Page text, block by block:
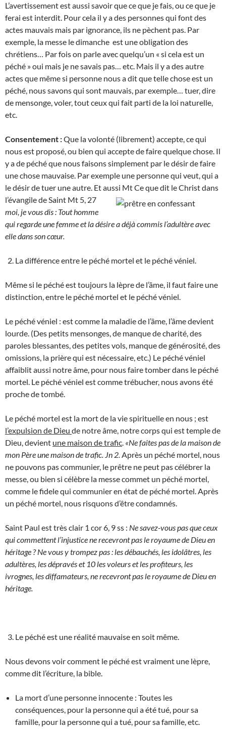
L’avertissement est aussi savoir que ce que je fais, ou ce que je
ferai est interdit. Pour cela il y a des personnes qui font des
actes mauvais mais par ignorance, ils ne pèchent pas. Par
exemple, la messe le dimanche est une obligation des
chrétiens… Par fois on parle avec quelqu’un « si cela est un
péché » oui mais je ne savais pas… etc. Mais il y a des autre
actes que même si personne nous a dit que telle chose est un
péché, nous savons qui sont mauvais, par exemple… tuer, dire
de mensonge, voler, tout ceux qui fait parti de la loi naturelle,
etc.
Consentement :Que la volonté (librement) accepte, ce qui
nous est proposé, ou bien qui accepte de faire quelque chose. Il
y a de péché que nous faisons simplement par le désir de faire
une chose mauvaise. Par exemple une personne qui veut, qui a
le désir de tuer une autre. Et aussi Mt Ce que dit le Christ dans
l’évangile de Saint Mt 5, 27
moi, je vous dis : Tout homme
qui regarde une femme et la désire a déjà commis l’adultère avec
elle dans son cœur.
La différence entre le péché mortel et le péché véniel.
Même si le péché est toujours la lèpre de l’âme, il faut faire une
distinction, entre le péché mortel et le péché véniel.
Le péché véniel : est comme la maladie de l’âme, l’âme devient
lourde. (Des petits mensonges, de manque de charité, des
paroles blessantes, des petites vols, manque de générosité, des
omissions, la prière qui est nécessaire, etc.) Le péché véniel
affaiblit aussi notre âme, pour nous faire tomber dans le péché
mortel. Le péché véniel est comme trébucher, nous avons été
proche de tombé.
Le péché mortel est la mort de la vie spirituelle en nous ; est
l’expulsion de Dieu de notre âme, notre corps qui est temple de
Dieu, devient une maison de trafic. «Ne faites pas de la maison de
mon Père une maison de trafic. Jn 2.Après un péché mortel, nous
ne pouvons pas communier, le prêtre ne peut pas célébrer la
messe, ou bien si célèbre la messe commet un péché mortel,
comme le fidele qui communier en état de péché mortel. Après
un péché mortel, nous risquons d’être condamnés.
Saint Paul est très clair 1 cor 6, 9 ss : Ne savez-vous pas que ceux
qui commettent l’injustice ne recevront pas le royaume de Dieu en
héritage ? Ne vous y trompez pas : les débauchés, les idolâtres, les
adultères, les dépravés et 10 les voleurs et les profiteurs, les
ivrognes, les diffamateurs, ne recevront pas le royaume de Dieu en
héritage.
Le péché est une réalité mauvaise en soit même.
Nous devons voir comment le péché est vraiment une lèpre,
comme dit l’écriture, la bible.
La mort d’une personne innocente : Toutes les
conséquences, pour la personne qui a été tué, pour sa
famille, pour la personne qui a tué, pour sa famille, etc.